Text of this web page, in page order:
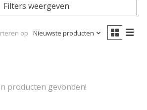
Filters weergeven
op Nieuwste producten
producten gevonden!